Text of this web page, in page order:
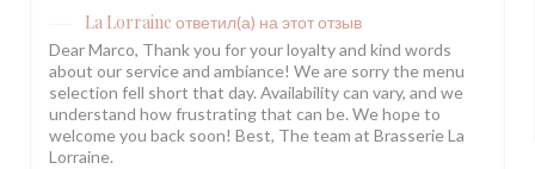
La Lorraine ответил(а) на этот отзыв
Dear Marco, Thank you for your loyalty and kind words
about our service and ambiance! We are sorry the menu
selection fell short that day. Availability can vary, and we
understand how frustrating that can be. We hope to
welcome you back soon! Best, The team at Brasserie La
Lorraine.